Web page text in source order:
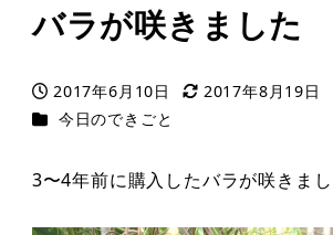
バラが咲きました
投稿日
2017年6月10日
更新日
2017年8月19日
カテゴリー
今日のできごと
3〜4年前に購入したバラが咲きまし